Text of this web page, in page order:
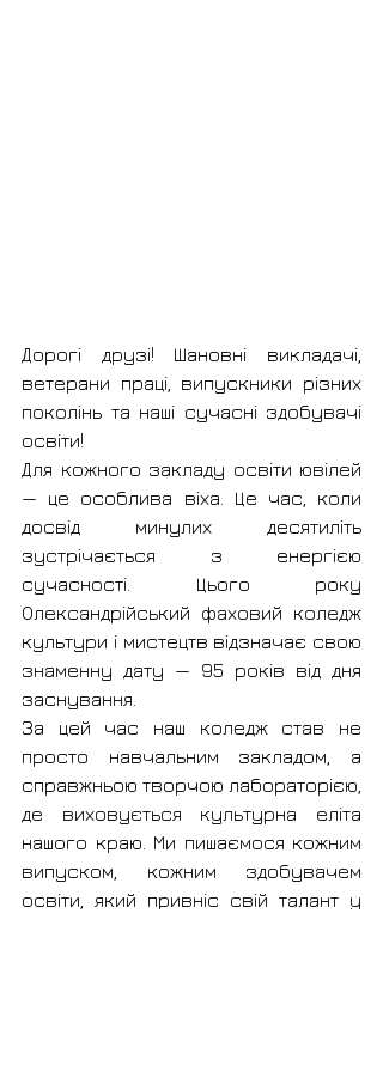
Дорогі друзі! Шановні викладачі,
ветерани праці, випускники різних
поколінь та наші сучасні здобувачі
освіти!
Для кожного закладу освіти ювілей
— це особлива віха. Це час, коли
досвід минулих десятиліть
зустрічається з енергією
сучасності. Цього року
Олександрійський фаховий коледж
культури і мистецтв відзначає свою
знаменну дату — 95 років від дня
заснування.
За цей час наш коледж став не
просто навчальним закладом, а
справжньою творчою лабораторією,
де виховується культурна еліта
нашого краю. Ми пишаємося кожним
випуском, кожним здобувачем
освіти, який привніс свій талант у